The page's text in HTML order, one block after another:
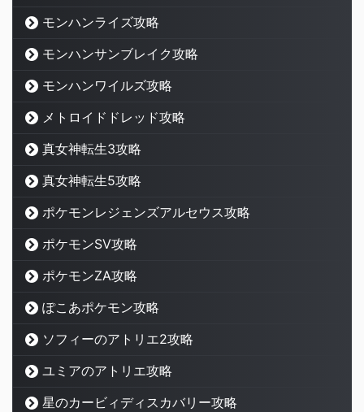
モンハンライズ攻略
モンハンサンブレイク攻略
モンハンワイルズ攻略
メトロイドドレッド攻略
真女神転生3攻略
真女神転生5攻略
ポケモンレジェンズアルセウス攻略
ポケモンSV攻略
ポケモンZA攻略
ぽこあポケモン攻略
ソフィーのアトリエ2攻略
ユミアのアトリエ攻略
星のカービィディスカバリー攻略